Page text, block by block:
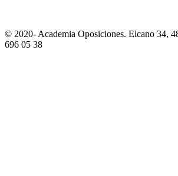
© 2020- Academia Oposiciones. Elcano 34,
696 05 38